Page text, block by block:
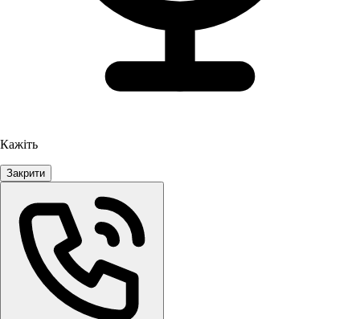
Кажіть
Закрити